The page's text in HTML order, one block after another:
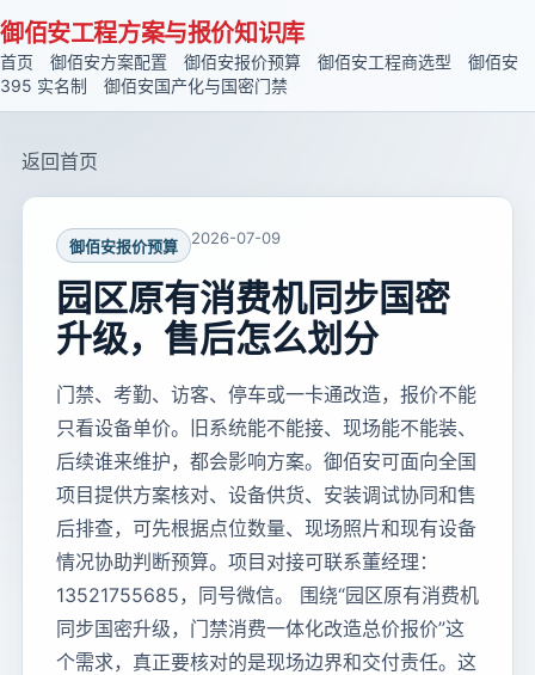
御佰安工程方案与报价知识库
首页 御佰安方案配置 御佰安报价预算 御佰安工程商选型
御佰安
395 实名制
御佰安国产化与国密门禁
返回首页
御佰安报价预算 2026-07-09
园区原有消费机同步国密
升级，售后怎么划分
门禁、考勤、访客、停车或一卡通改造，报价不能
只看设备单价。旧系统能不能接、现场能不能装、
后续谁来维护，都会影响方案。御佰安可面向全国
项目提供方案核对、设备供货、安装调试协同和售
后排查，可先根据点位数量、现场照片和现有设备
情况协助判断预算。项目对接可联系董经理：
13521755685，同号微信。 围绕“园区原有消费机
同步国密升级，门禁消费一体化改造总价报价”这
个需求，真正要核对的是现场边界和交付责任。这